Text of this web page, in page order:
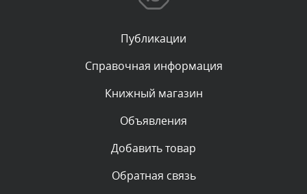
Комментарий проверяется
Текст комментария будет виден после проверки
администратором.
Комментарий проверяется
администратором.
Публикации
Справочная информация
Книжный магазин
Объявления
Добавить товар
Обратная связь